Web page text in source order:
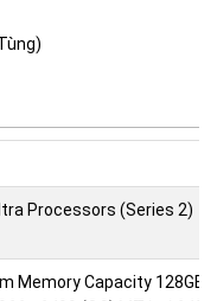
Processors (Series 2)
Memory Capacity 128GB